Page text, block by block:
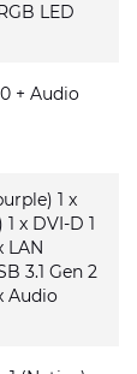
LED
+ Audio
1 x
x DVI-D 1
LAN
3.1 Gen 2
Audio